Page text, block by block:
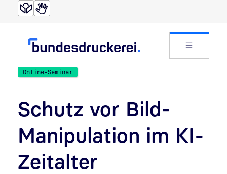
Direkt zur Suche
Direkt zum Inhalt
Online-Seminar
Schutz vor Bild-
Manipulation im KI-
Zeitalter